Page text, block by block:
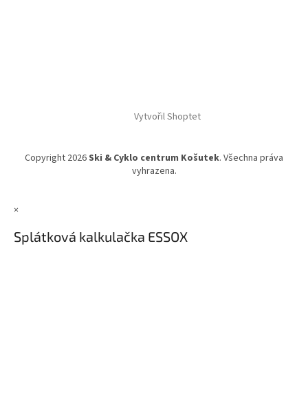
Vytvořil Shoptet
Copyright 2026Ski & Cyklo centrum Košutek. Všechna práva
vyhrazena.
×
Splátková kalkulačka ESSOX